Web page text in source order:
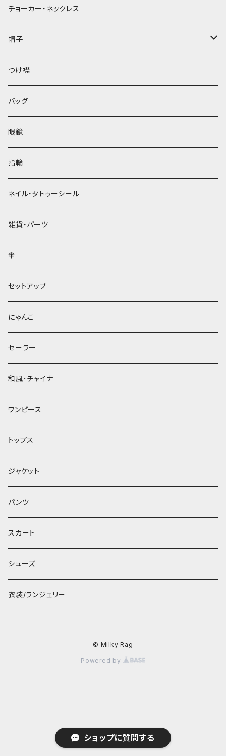
ショップに質問する
チョーカー・ネックレス
帽子
ベレー帽
つけ襟
バッグ
眼鏡
指輪
ネイル・タトゥーシール
雑貨・パーツ
傘
セットアップ
にゃんこ
セーラー
和風･チャイナ
ワンピース
トップス
ジャケット
パンツ
スカート
シューズ
衣装/ランジェリー
© Milky Rag
Powered by